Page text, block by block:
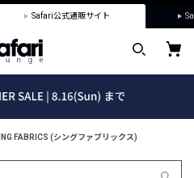
Safari公式通販サイト
FABRICS (シングファブリックス)